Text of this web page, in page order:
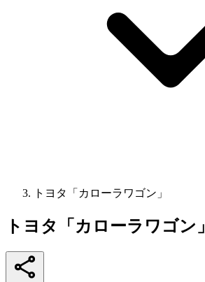
トヨタ「カローラワゴン」
トヨタ「カローラワゴン」